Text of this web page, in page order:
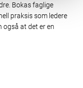
Bokas faglige
praksis som ledere
også at det er en